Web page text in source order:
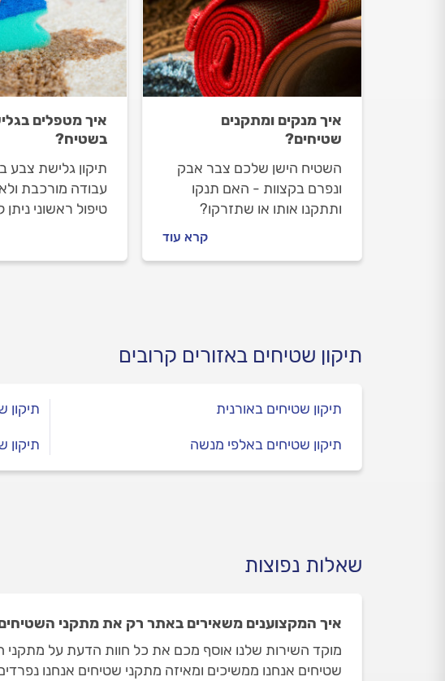
איך מנקים ומתקנים
שטיחים?
השטיח הישן שלכם צבר אבק
ונפרם בקצוות - האם תנקו
ותתקנו אותו או שתזרקו?
להשיב לשטיח שלכם את
הניקיון והמראה החדש. איך
קרא עוד
איך מטפלים
בשטיח?
תיקון גלישת צבע
עבודה מורכבת
טיפול ראשוני
לתיקון ואורך הזמן
כדאי לוותר
תיקון שטיחים באזורים קרובים
תיקון שטיחים באורנית
תיקון שטיחים באלפי מנשה
תיקון
שאלות נפוצות
איך המקצוענים משאירים באתר רק את מתקני
מוקד השירות שלנו אוסף מכם את כל חוות הדעת על
שטיחים אנחנו ממשיכים ומאיזה מתקני שטיחים אנחנו